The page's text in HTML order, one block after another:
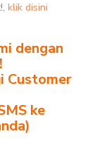
klik disini
dengan
Customer
ke